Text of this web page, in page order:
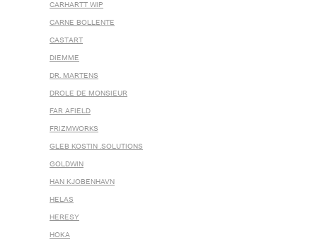
CARHARTT WIP
CARNE BOLLENTE
CASTART
DIEMME
DR. MARTENS
DROLE DE MONSIEUR
FAR AFIELD
FRIZMWORKS
GLEB KOSTIN .SOLUTIONS
GOLDWIN
HAN KJOBENHAVN
HELAS
HERESY
HOKA